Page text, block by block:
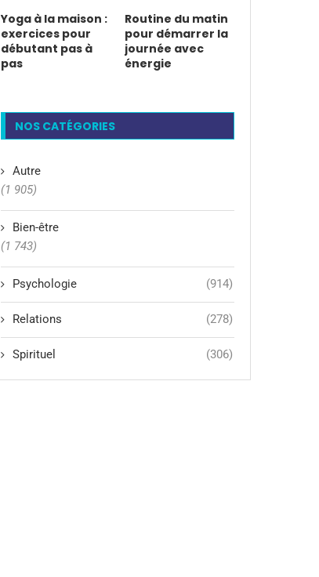
Yoga à la maison :
exercices pour
débutant pas à
pas
Routine du matin
pour démarrer la
journée avec
énergie
NOS CATÉGORIES
Autre
(1 905)
Bien-être
(1 743)
Psychologie (914)
Relations (278)
Spirituel (306)